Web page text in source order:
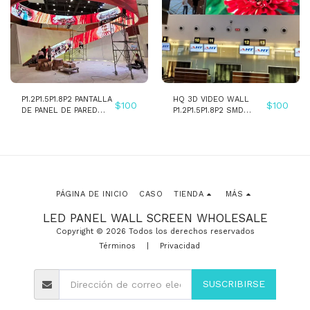
P1.2P1.5P1.8P2 PANTALLA
DE PANEL DE PARED
$100
HQ 3D VIDEO WALL
P1.2P1.5P1.8P2 SMD
$100
LED PANEL WALL SCREEN WHOLESALE
Copyright © 2026 Todos los derechos reservados
Términos
Privacidad
PÁGINA DE INICIO CASO TIENDA MÁS
SUSCRIBIRSE